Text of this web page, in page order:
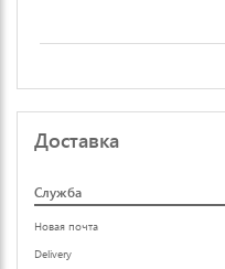
Доставка
Служба
Новая почта
Delivery